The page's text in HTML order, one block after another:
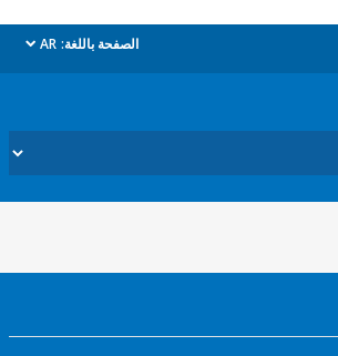
الصفحة باللغة: AR
dropdown